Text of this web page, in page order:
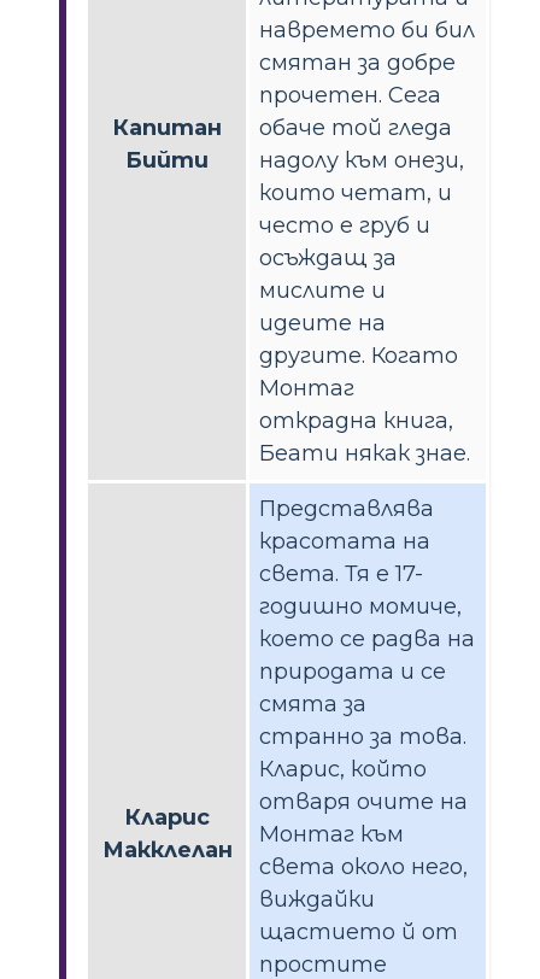
Капитан
Бийти
навремето би бил
смятан за добре
прочетен. Сега
обаче той гледа
надолу към онези,
които четат, и
често е груб и
осъждащ за
мислите и
идеите на
другите. Когато
Монтаг
открадна книга,
Беати някак знае.
Кларис
Макклелан
Представлява
красотата на
света. Тя е 17-
годишно момиче,
което се радва на
природата и се
смята за
странно за това.
Кларис, който
отваря очите на
Монтаг към
света около него,
виждайки
щастието й от
простите